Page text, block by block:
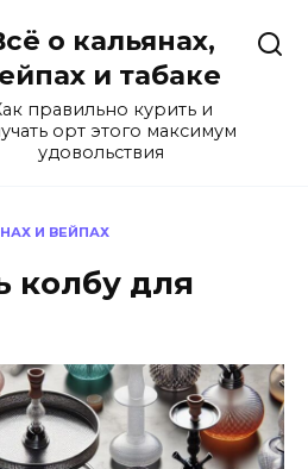
о кальянах,
и табаке
правильно курить и
орт этого максимум
удовольствия
И ВЕЙПАХ
колбу для